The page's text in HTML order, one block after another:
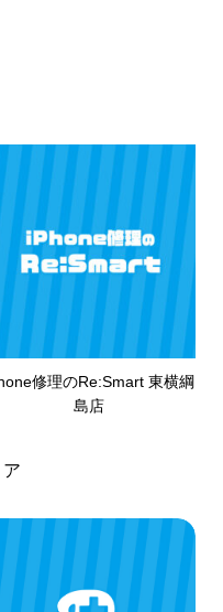
修理のRe:Smart 東横綱
島店